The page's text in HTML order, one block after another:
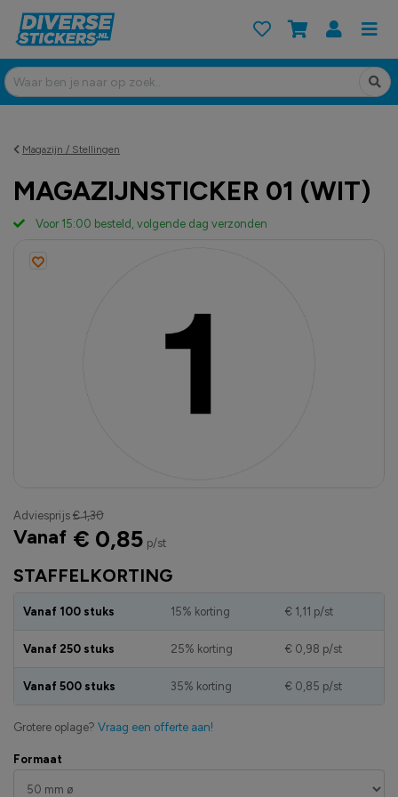
Magazijn / Stellingen
MAGAZIJNSTICKER 01 (WIT)
Formaat
STAFFELKORTING
Vanaf 100 stuks 15% korting € 1,11 p/st
Vanaf 250 stuks 25% korting € 0,98 p/st
Vanaf 500 stuks 35% korting € 0,85 p/st
Grotere oplage? Vraag een offerte aan!
Adviesprijs € 1,30
Vanaf € 0,85 p/st
Voor 15:00 besteld, volgende dag verzonden